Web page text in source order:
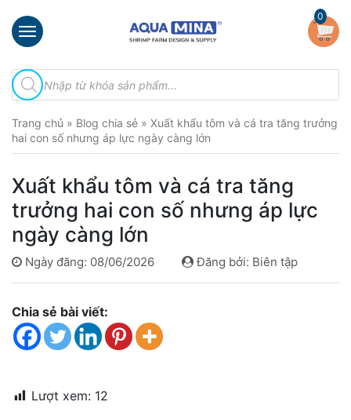
×
chủ
thiệu
Sản
Đầu
Phun
Vi
Bọt
Khí
Ventek
Hướng
dẫn
lắp
Quy
0
Tìm
kiếm
sản
Trang chủ » Blog chia sẻ » Xuất khẩu tôm và cá tra tăng trưởng
hai con số nhưng áp lực ngày càng lớn
Xuất khẩu tôm và cá tra tăng
trưởng hai con số nhưng áp lực
ngày càng lớn
Ngày đăng: 08/06/2026 Đăng bởi: Biên tập
Chia sẻ bài viết:
Lượt xem: 12